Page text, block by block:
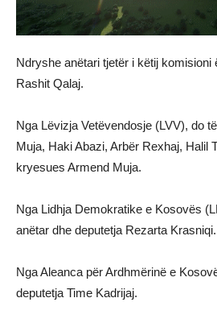
Ndryshe anëtari tjetër i këtij komisioni
Rashit Qalaj.
Nga Lëvizja Vetëvendosje (LVV), do
Muja, Haki Abazi, Arbër Rexhaj, Halil
kryesues Armend Muja.
Nga Lidhja Demokratike e Kosovës
anëtar dhe deputetja Rezarta Krasniqi.
Nga Aleanca për Ardhmërinë e
deputetja Time Kadrijaj.